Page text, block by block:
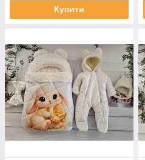
Купити